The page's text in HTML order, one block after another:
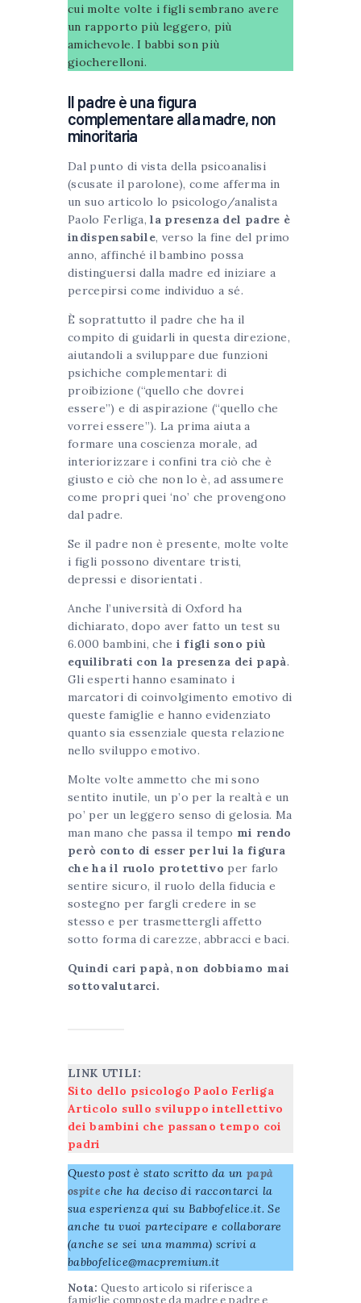
cui molte volte i figli sembrano avere
un rapporto più leggero, più
amichevole. I babbi son più
giocherelloni.
Il padre è una figura
complementare alla madre, non
minoritaria
Dal punto di vista della psicoanalisi
(scusate il parolone), come afferma in
un suo articolo lo psicologo/analista
Paolo Ferliga,la presenza del padre è
indispensabile, verso la fine del primo
anno, affinché il bambino possa
distinguersi dalla madre ed iniziare a
percepirsi come individuo a sé.
È soprattutto il padre che ha il
compito di guidarli in questa direzione,
aiutandoli a sviluppare due funzioni
psichiche complementari: di
proibizione (“quello che dovrei
essere”) e di aspirazione (“quello che
vorrei essere”). La prima aiuta a
formare una coscienza morale, ad
interiorizzare i confini tra ciò che è
giusto e ciò che non lo è, ad assumere
come propri quei ‘no’ che provengono
dal padre.
Se il padre non è presente, molte volte
i figli possono diventare tristi,
depressi e disorientati .
Anche l’università di Oxford ha
dichiarato, dopo aver fatto un test su
6.000 bambini, che i figli sono più
equilibrati con la presenza dei papà.
Gli esperti hanno esaminato i
marcatori di coinvolgimento emotivo di
queste famiglie e hanno evidenziato
quanto sia essenziale questa relazione
nello sviluppo emotivo.
Molte volte ammetto che mi sono
sentito inutile, un p’o per la realtà e un
po’ per un leggero senso di gelosia. Ma
man mano che passa il tempo mi rendo
però conto di esser per lui la figura
che ha il ruolo protettivo per farlo
sentire sicuro, il ruolo della fiducia e
sostegno per fargli credere in se
stesso e per trasmettergli affetto
sotto forma di carezze, abbracci e baci.
Quindi cari papà, non dobbiamo mai
sottovalutarci.
LINK UTILI:
Sito dello psicologo Paolo Ferliga
Articolo sullo sviluppo intellettivo
dei bambini che passano tempo coi
padri
Questo post è stato scritto da un papà
ospite che ha deciso di raccontarci la
sua esperienza qui su Babbofelice.it. Se
anche tu vuoi partecipare e collaborare
(anche se sei una mamma) scrivi a
babbofelice@macpremium.it
Nota: Questo articolo si riferisce a